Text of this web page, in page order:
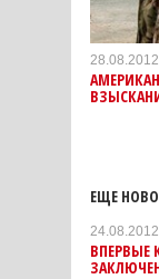
28.08.2012
ЕЩЕ
24.08.2012
ВПЕРВЫЕ